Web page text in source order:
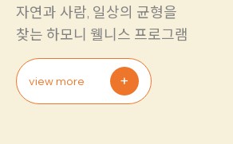
자연과 사람, 일상의 균형을
찾는 하모니 웰니스 프로그램
view more +